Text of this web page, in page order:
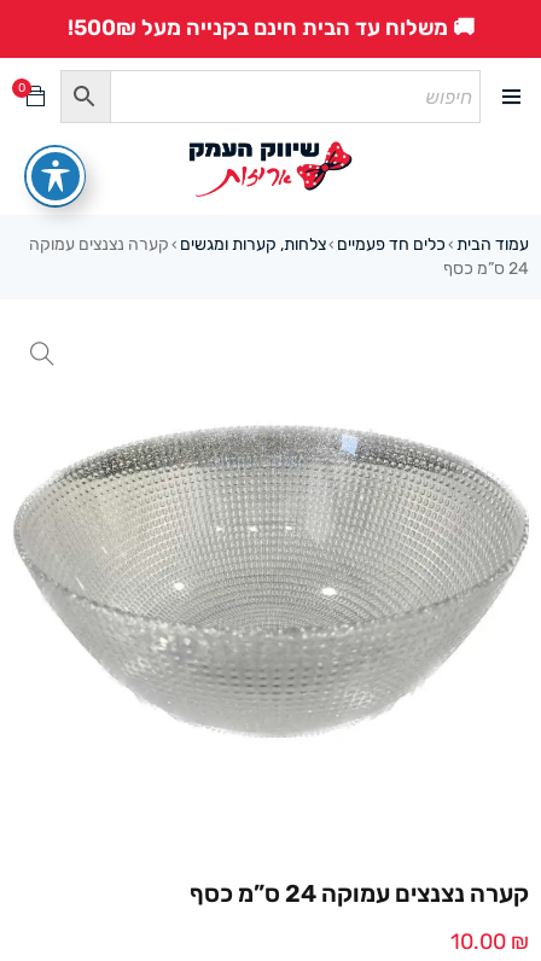
🚚 משלוח עד הבית חינם בקנייה מעל 500₪!
0
עמוד הבית › כלים חד פעמיים ›צלחות, קערות ומגשים › קערה נצנצים עמוקה
24 ס”מ כסף
קערה נצנצים עמוקה 24 ס”מ כסף
10.00 ₪